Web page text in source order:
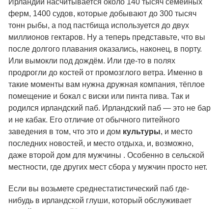
Ирландии насчитывается около 140 тысяч семейных
ферм, 1400 судов, которые добывают до 300 тысяч
тонн рыбы, а под пастбища используется до двух
миллионов гектаров. Ну а теперь представьте, что вы
после долгого плавания оказались, наконец, в порту.
Или вымокли под дождём. Или где-то в полях
продрогли до костей от промозглого ветра. Именно в
такие моменты вам нужна дружная компания, тёплое
помещение и бокал с виски или пинта пива. Так и
родился ирландский паб. Ирландский паб — это не бар
и не кабак. Его отличие от обычного питейного
заведения в том, что это и дом культуры, и место
последних новостей, и место отдыха, и, возможно,
даже второй дом для мужчины . Особенно в сельской
местности, где других мест сбора у мужчин просто нет.
Если вы возьмете среднестатистический паб где-
нибудь в ирландской глуши, который обслуживает